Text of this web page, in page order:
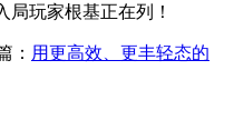
玩家根基正在列！
： 用更高效、更丰轻态的